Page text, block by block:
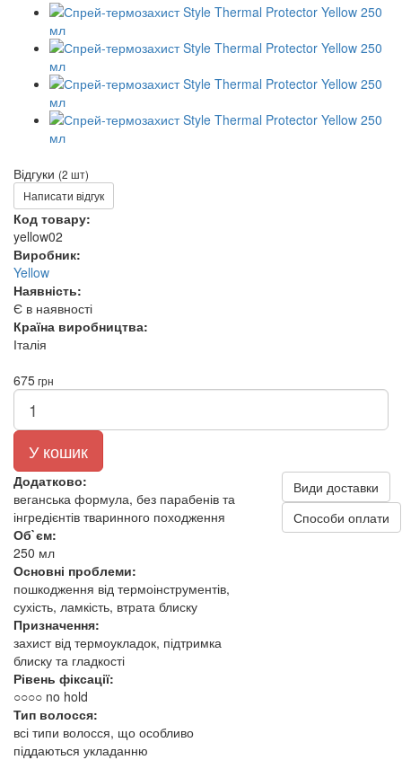
Відгуки (2 шт)
Написати відгук
Код товару:
yellow02
Виробник:
Yellow
Наявність:
Є в наявності
Країна виробництва:
Італія
675грн
У кошик
Додатково:
веганська формула, без парабенів та
інгредієнтів тваринного походження
Об`єм:
250 мл
Основні проблеми:
пошкодження від термоінструментів,
сухість, ламкість, втрата блиску
Призначення:
захист від термоукладок, підтримка
блиску та гладкості
Рівень фіксації:
○○○○ no hold
Тип волосся:
всі типи волосся, що особливо
піддаються укладанню
Види доставки
Способи оплати